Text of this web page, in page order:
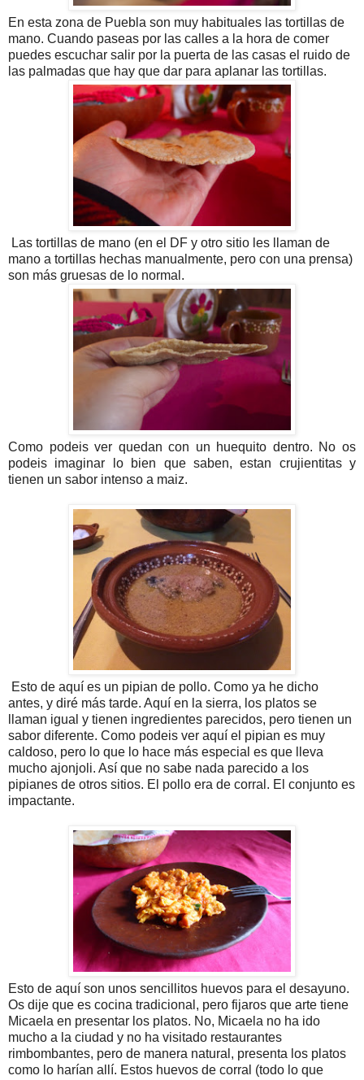
En esta zona de Puebla son muy habituales las tortillas de
mano. Cuando paseas por las calles a la hora de comer
puedes escuchar salir por la puerta de las casas el ruido de
las palmadas que hay que dar para aplanar las tortillas.
Las tortillas de mano (en el DF y otro sitio les llaman de
mano a tortillas hechas manualmente, pero con una prensa)
son más gruesas de lo normal.
Como podeis ver quedan con un huequito dentro. No os
podeis imaginar lo bien que saben, estan crujientitas y
tienen un sabor intenso a maiz.
Esto de aquí es un pipian de pollo. Como ya he dicho
antes, y diré más tarde. Aquí en la sierra, los platos se
llaman igual y tienen ingredientes parecidos, pero tienen un
sabor diferente. Como podeis ver aquí el pipian es muy
caldoso, pero lo que lo hace más especial es que lleva
mucho ajonjoli. Así que no sabe nada parecido a los
pipianes de otros sitios. El pollo era de corral. El conjunto es
impactante.
Esto de aquí son unos sencillitos huevos para el desayuno.
Os dije que es cocina tradicional, pero fijaros que arte tiene
Micaela en presentar los platos. No, Micaela no ha ido
mucho a la ciudad y no ha visitado restaurantes
rimbombantes, pero de manera natural, presenta los platos
como lo harían allí. Estos huevos de corral (todo lo que